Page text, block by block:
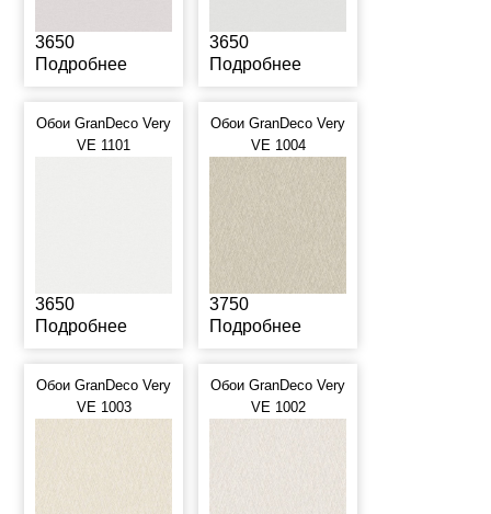
3650
Подробнее
3650
Подробнее
Обои GranDeco Very
VE 1101
3650
Подробнее
Обои GranDeco Very
VE 1004
3750
Подробнее
Обои GranDeco Very
VE 1003
Обои GranDeco Very
VE 1002